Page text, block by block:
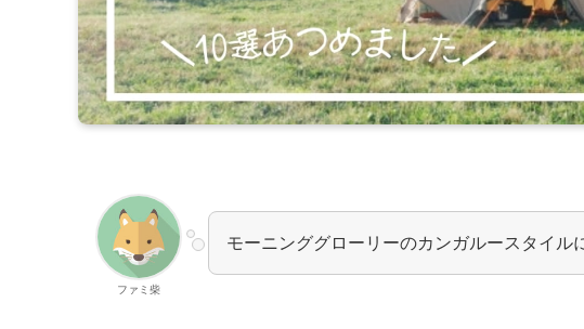
ファミ柴
モーニンググローリーのカンガルースタイル